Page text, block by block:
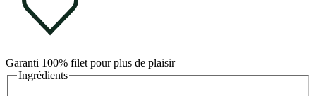
Garanti 100% filet pour plus de plaisir
Ingrédients